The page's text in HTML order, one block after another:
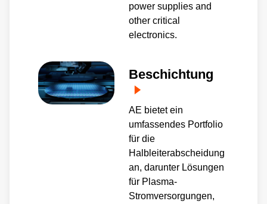
power supplies and
other critical
electronics.
Beschichtung
AE bietet ein
umfassendes Portfolio
für die
Halbleiterabscheidung
an, darunter Lösungen
für Plasma-
Stromversorgungen,